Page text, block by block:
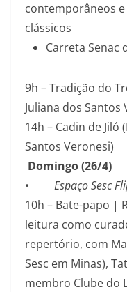
contemporâneos
clássicos
Carreta Senac
9h – Tradição do
Juliana dos Santos
14h – Cadin de Jiló
Santos Veronesi)
Domingo (26/4)
• Espaço Sesc
10h – Bate-papo |
leitura como
repertório, com
Sesc em Minas),
membro Clube do